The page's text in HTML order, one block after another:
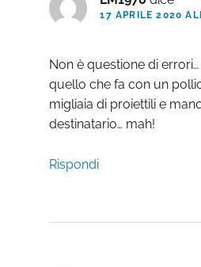
17 APRILE 2020
Non è questione di
quello che fa con un
migliaia di proiettili e
destinatario… mah!
Rispondi